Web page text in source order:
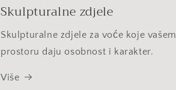
Skulpturalne zdjele
Skulpturalne zdjele za voće koje vašem
prostoru daju osobnost i karakter.
Više